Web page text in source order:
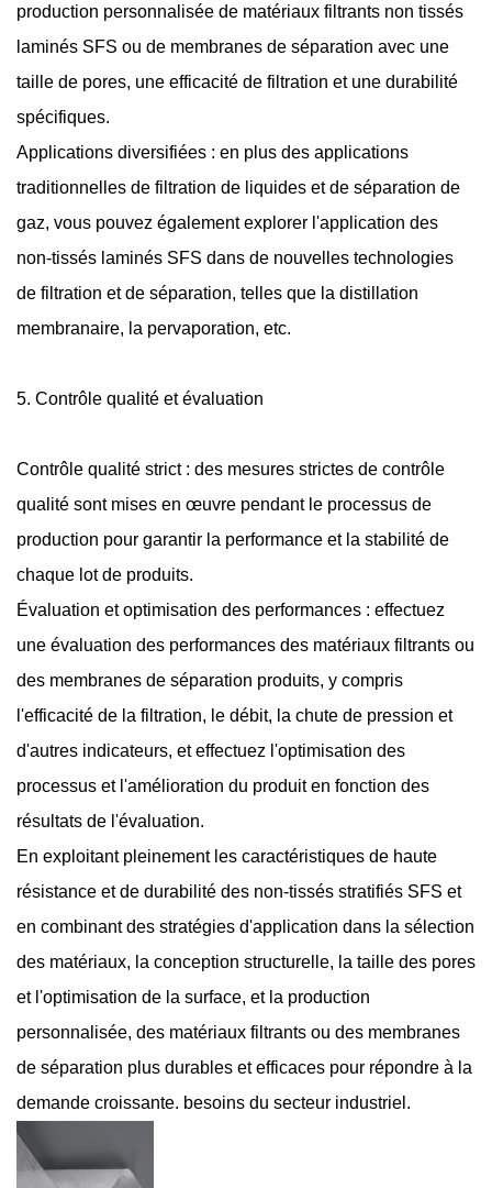
production personnalisée de matériaux filtrants non tissés
laminés SFS ou de membranes de séparation avec une
taille de pores, une efficacité de filtration et une durabilité
spécifiques.
Applications diversifiées : en plus des applications
traditionnelles de filtration de liquides et de séparation de
gaz, vous pouvez également explorer l'application des
non-tissés laminés SFS dans de nouvelles technologies
de filtration et de séparation, telles que la distillation
membranaire, la pervaporation, etc.
5. Contrôle qualité et évaluation
Contrôle qualité strict : des mesures strictes de contrôle
qualité sont mises en œuvre pendant le processus de
production pour garantir la performance et la stabilité de
chaque lot de produits.
Évaluation et optimisation des performances : effectuez
une évaluation des performances des matériaux filtrants ou
des membranes de séparation produits, y compris
l'efficacité de la filtration, le débit, la chute de pression et
d'autres indicateurs, et effectuez l'optimisation des
processus et l'amélioration du produit en fonction des
résultats de l'évaluation.
En exploitant pleinement les caractéristiques de haute
résistance et de durabilité des non-tissés stratifiés SFS et
en combinant des stratégies d'application dans la sélection
des matériaux, la conception structurelle, la taille des pores
et l'optimisation de la surface, et la production
personnalisée, des matériaux filtrants ou des membranes
de séparation plus durables et efficaces pour répondre à la
demande croissante. besoins du secteur industriel.